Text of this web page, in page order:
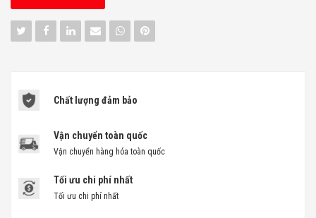
Chất lượng đảm bảo
Vận chuyển toàn quốc
Vận chuyển hàng hóa toàn quốc
Tối ưu chi phí nhất
Tối ưu chi phí nhất